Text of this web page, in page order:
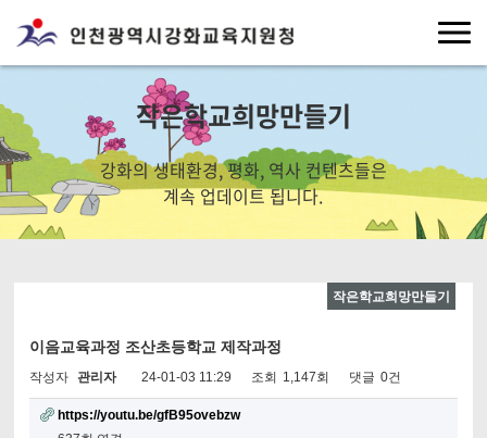
작은학교희망만들기
강화의 생태환경, 평화, 역사 컨텐츠들은
계속 업데이트 됩니다.
작은학교희망만들기
이음교육과정 조산초등학교 제작과정
작성자 관리자 24-01-03 11:29 조회 1,147회 댓글 0건
https://youtu.be/gfB95ovebzw